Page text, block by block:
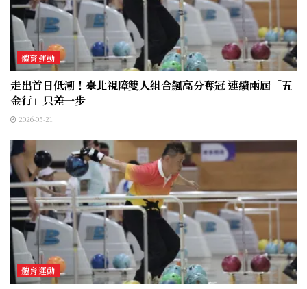
體育運動
走出首日低潮！臺北視障雙人組合飆高分奪冠 連續兩屆「五
金行」只差一步
2026-05-21
體育運動